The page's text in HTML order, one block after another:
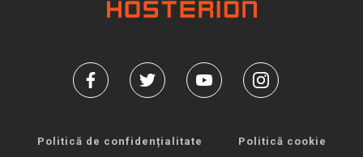
Politică de confidențialitate Politică cookie